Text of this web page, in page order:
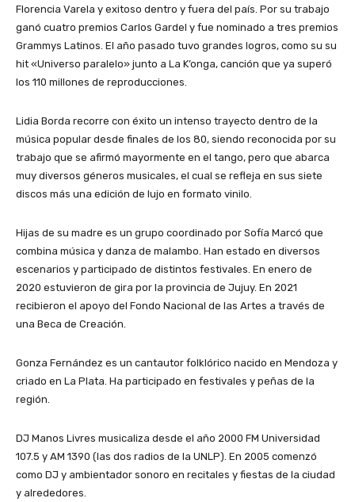
Florencia Varela y exitoso dentro y fuera del país. Por su trabajo
ganó cuatro premios Carlos Gardel y fue nominado a tres premios
Grammys Latinos. El año pasado tuvo grandes logros, como su su
hit «Universo paralelo» junto a La K’onga, canción que ya superó
los 110 millones de reproducciones.
Lidia Borda recorre con éxito un intenso trayecto dentro de la
música popular desde finales de los 80, siendo reconocida por su
trabajo que se afirmó mayormente en el tango, pero que abarca
muy diversos géneros musicales, el cual se refleja en sus siete
discos más una edición de lujo en formato vinilo.
Hijas de su madre es un grupo coordinado por Sofía Marcó que
combina música y danza de malambo. Han estado en diversos
escenarios y participado de distintos festivales. En enero de
2020 estuvieron de gira por la provincia de Jujuy. En 2021
recibieron el apoyo del Fondo Nacional de las Artes a través de
una Beca de Creación.
Gonza Fernández es un cantautor folklórico nacido en Mendoza y
criado en La Plata. Ha participado en festivales y peñas de la
región.
DJ Manos Livres musicaliza desde el año 2000 FM Universidad
107.5 y AM 1390 (las dos radios de la UNLP). En 2005 comenzó
como DJ y ambientador sonoro en recitales y fiestas de la ciudad
y alrededores.